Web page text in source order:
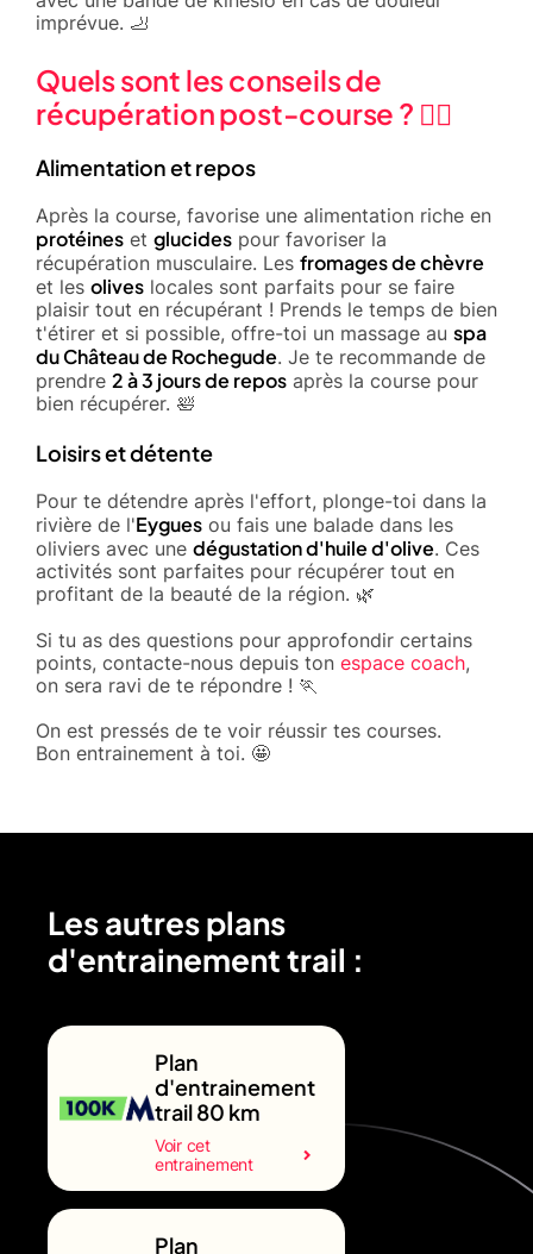
imprévue. 🦶
Quels sont les conseils de
récupération post-course ? 🧘‍♂️
Alimentation et repos
Après la course, favorise une alimentation riche en
protéines et glucides pour favoriser la
récupération musculaire. Les fromages de chèvre
et les olives locales sont parfaits pour se faire
plaisir tout en récupérant ! Prends le temps de bien
t'étirer et si possible, offre-toi un massage au spa
du Château de Rochegude. Je te recommande de
prendre 2 à 3 jours de repos après la course pour
bien récupérer. 🛀
Loisirs et détente
Pour te détendre après l'effort, plonge-toi dans la
rivière de l'Eygues ou fais une balade dans les
oliviers avec une dégustation d'huile d'olive. Ces
activités sont parfaites pour récupérer tout en
profitant de la beauté de la région. 🌿
Si tu as des questions pour approfondir certains
points, contacte-nous depuis ton espace coach,
on sera ravi de te répondre ! 🏃
On est pressés de te voir réussir tes courses.
Bon entrainement à toi. 🤩
Les autres plans
d'entrainement trail :
Plan
d'entrainement
trail 80 km
Voir cet
entrainement
Plan